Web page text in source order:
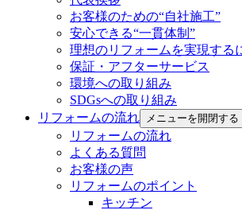
お客様のための“自社施工”
安心できる“一貫体制”
理想のリフォームを実現する
保証・アフターサービス
環境への取り組み
SDGsへの取り組み
リフォームの流れ
メニューを開閉する
リフォームの流れ
よくある質問
お客様の声
リフォームのポイント
キッチン